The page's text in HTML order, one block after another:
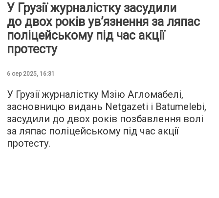
У Грузії журналістку засудили
до двох років ув’язнення за ляпас
поліцейському під час акції
протесту
6 сер 2025, 16:31
У Грузії журналістку Мзію Агломабелі,
засновницю видань Netgazeti i Batumelebi,
засудили до двох років позбавлення волі
за ляпас поліцейському під час акції
протесту.